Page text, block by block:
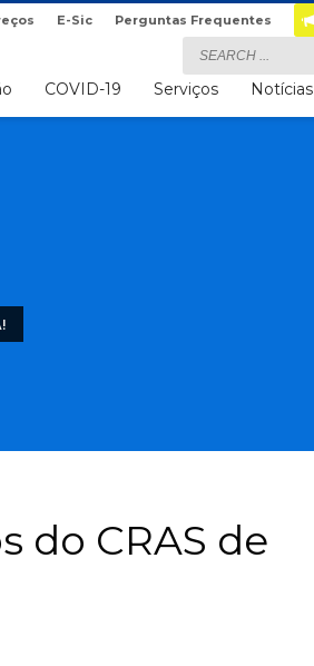
E-Sic Perguntas Frequentes
COVID-19 Serviços Notícias
do CRAS de